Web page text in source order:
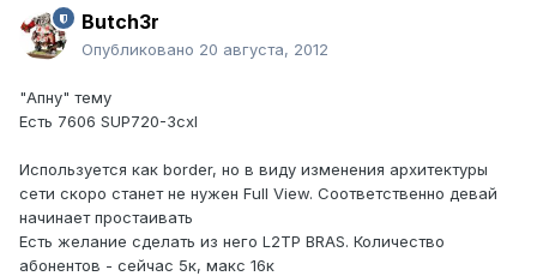
Butch3r
Опубликовано 20 августа, 2012
"Апну" тему
Есть 7606 SUP720-3cxl
Используется как border, но в виду изменения архитектуры
сети скоро станет не нужен Full View. Соответственно девай
начинает простаивать
Есть желание сделать из него L2TP BRAS. Количество
абонентов - сейчас 5к, макс 16к